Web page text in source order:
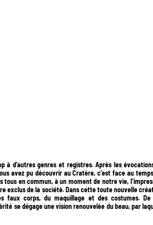
à d’autres genres et registres. Après les
avez pu découvrir au Cratère, c’est face au
en commun, à un moment de notre vie,
exclus de la société. Dans cette toute nouvelle
faux corps, du maquillage et des costumes. De
se dégage une vision renouvelée du beau, par